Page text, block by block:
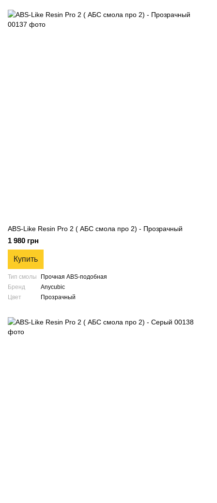
ABS-Like Resin Pro 2 ( АБС смола про 2) - Прозрачный
1 980 грн
Купить
Тип смолы
Прочная ABS-подобная
Бренд
Anycubic
Цвет
Прозрачный